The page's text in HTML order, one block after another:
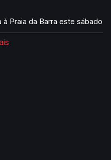
Praia da Barra este sábado